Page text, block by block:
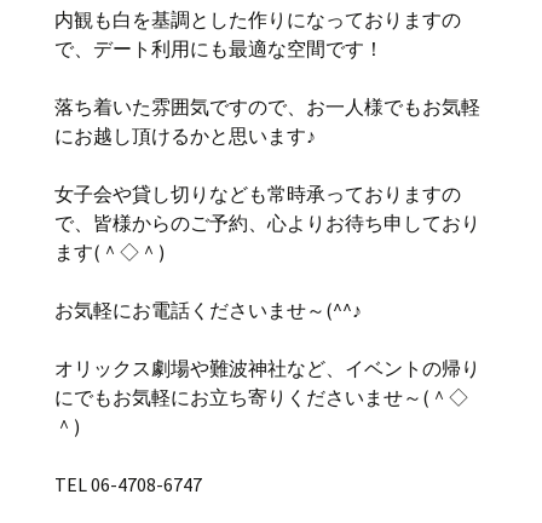
内観も白を基調とした作りになっておりますの
で、デート利用にも最適な空間です！
落ち着いた雰囲気ですので、お一人様でもお気軽
にお越し頂けるかと思います♪
女子会や貸し切りなども常時承っておりますの
で、皆様からのご予約、心よりお待ち申しており
ます(＾◇＾)
お気軽にお電話くださいませ～(^^♪
オリックス劇場や難波神社など、イベントの帰り
にでもお気軽にお立ち寄りくださいませ～(＾◇
＾)
TEL 06-4708-6747